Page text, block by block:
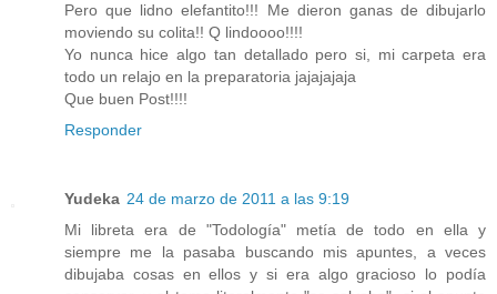
Pero que lidno elefantito!!! Me dieron ganas de dibujarlo
moviendo su colita!! Q lindoooo!!!!
Yo nunca hice algo tan detallado pero si, mi carpeta era
todo un relajo en la preparatoria jajajajaja
Que buen Post!!!!
Responder
Yudeka 24 de marzo de 2011 a las 9:19
Mi libreta era de "Todología" metía de todo en ella y
siempre me la pasaba buscando mis apuntes, a veces
dibujaba cosas en ellos y si era algo gracioso lo podía